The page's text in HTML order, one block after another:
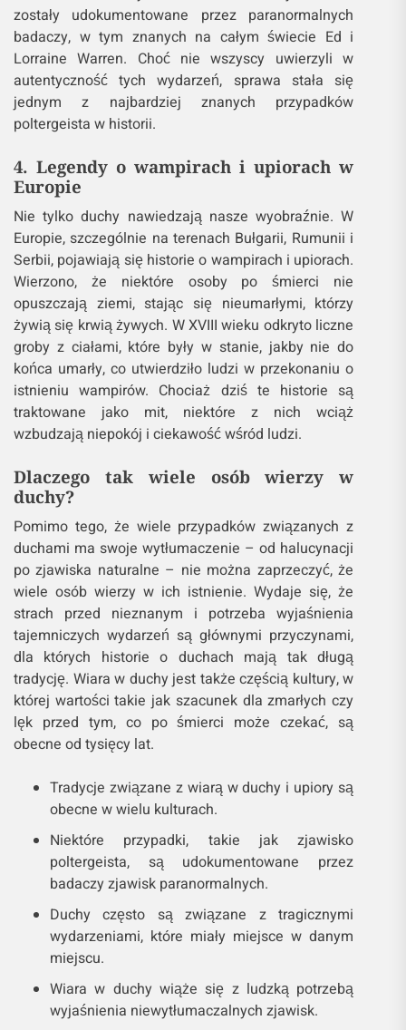
zostały udokumentowane przez paranormalnych
badaczy, w tym znanych na całym świecie Ed i
Lorraine Warren. Choć nie wszyscy uwierzyli w
autentyczność tych wydarzeń, sprawa stała się
jednym z najbardziej znanych przypadków
poltergeista w historii.
4. Legendy o wampirach i upiorach w
Europie
Nie tylko duchy nawiedzają nasze wyobraźnie. W
Europie, szczególnie na terenach Bułgarii, Rumunii i
Serbii, pojawiają się historie o wampirach i upiorach.
Wierzono, że niektóre osoby po śmierci nie
opuszczają ziemi, stając się nieumarłymi, którzy
żywią się krwią żywych. W XVIII wieku odkryto liczne
groby z ciałami, które były w stanie, jakby nie do
końca umarły, co utwierdziło ludzi w przekonaniu o
istnieniu wampirów. Chociaż dziś te historie są
traktowane jako mit, niektóre z nich wciąż
wzbudzają niepokój i ciekawość wśród ludzi.
Dlaczego tak wiele osób wierzy w
duchy?
Pomimo tego, że wiele przypadków związanych z
duchami ma swoje wytłumaczenie – od halucynacji
po zjawiska naturalne – nie można zaprzeczyć, że
wiele osób wierzy w ich istnienie. Wydaje się, że
strach przed nieznanym i potrzeba wyjaśnienia
tajemniczych wydarzeń są głównymi przyczynami,
dla których historie o duchach mają tak długą
tradycję. Wiara w duchy jest także częścią kultury, w
której wartości takie jak szacunek dla zmarłych czy
lęk przed tym, co po śmierci może czekać, są
obecne od tysięcy lat.
Tradycje związane z wiarą w duchy i upiory są
obecne w wielu kulturach.
Niektóre przypadki, takie jak zjawisko
poltergeista, są udokumentowane przez
badaczy zjawisk paranormalnych.
Duchy często są związane z tragicznymi
wydarzeniami, które miały miejsce w danym
miejscu.
Wiara w duchy wiąże się z ludzką potrzebą
wyjaśnienia niewytłumaczalnych zjawisk.